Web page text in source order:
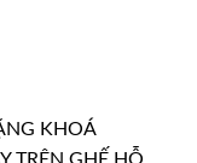
KHOÁ
TRÊN GHẾ HỖ